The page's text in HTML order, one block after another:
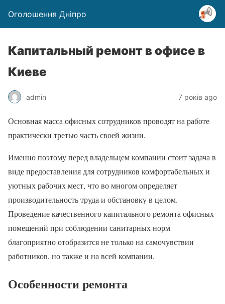
Оголошення Дніпро
Капитальный ремонт в офисе в
Киеве
admin 7 років ago
Основная масса офисных сотрудников проводят на работе
практически третью часть своей жизни.
Именно поэтому перед владельцем компании стоит задача в
виде предоставления для сотрудников комфортабельных и
уютных рабочих мест, что во многом определяет
производительность труда и обстановку в целом.
Проведение качественного капитального ремонта офисных
помещений при соблюдении санитарных норм
благоприятно отобразится не только на самочувствии
работников, но также и на всей компании.
Особенности ремонта